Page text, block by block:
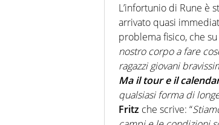
L’infortunio di Rune è
arrivato quasi
problema fisico, che su
nostro corpo a fare
ragazzi giovani
Ma il tour e il
qualsiasi forma di
Fritz che scrive: “